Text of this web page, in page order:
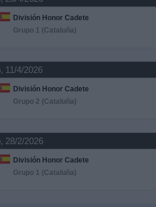
División Honor Cadete
Grupo 1 (Cataluña)
11/4/2026
División Honor Cadete
Grupo 2 (Cataluña)
28/2/2026
División Honor Cadete
Grupo 1 (Cataluña)